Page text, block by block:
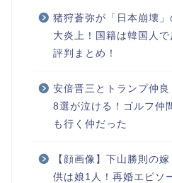
猪狩蒼弥が「日本崩壊
大炎上！国籍は韓国人
評判まとめ！
安倍晋三とトランプ仲良
8選が泣ける！ゴルフ仲
も行く仲だった
【顔画像】下山勝則の
供は娘1人！再婚エピソ